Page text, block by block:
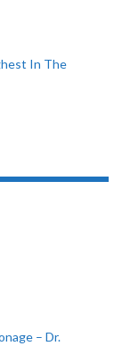
In The
– Dr.